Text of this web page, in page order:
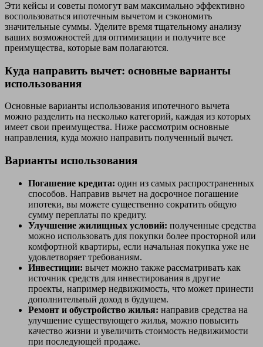
Эти кейсы и советы помогут вам максимально эффективно
воспользоваться ипотечным вычетом и сэкономить
значительные суммы. Уделите время тщательному анализу
ваших возможностей для оптимизации и получите все
преимущества, которые вам полагаются.
Куда направить вычет: основные варианты
использования
Основные варианты использования ипотечного вычета
можно разделить на несколько категорий, каждая из которых
имеет свои преимущества. Ниже рассмотрим основные
направления, куда можно направить полученный вычет.
Варианты использования
Погашение кредита: один из самых распространенных
способов. Направив вычет на досрочное погашение
ипотеки, вы можете существенно сократить общую
сумму переплаты по кредиту.
Улучшение жилищных условий: полученные средства
можно использовать для покупки более просторной или
комфортной квартиры, если начальная покупка уже не
удовлетворяет требованиям.
Инвестиции: вычет можно также рассматривать как
источник средств для инвестирования в другие
проекты, например недвижимость, что может принести
дополнительный доход в будущем.
Ремонт и обустройство жилья: направив средства на
улучшение существующего жилья, можно повысить
качество жизни и увеличить стоимость недвижимости
при последующей продаже.